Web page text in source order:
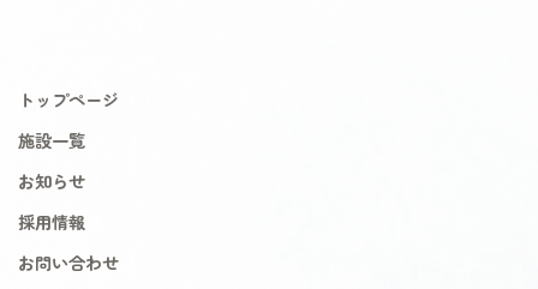
トップページ
施設一覧
お知らせ
採用情報
お問い合わせ